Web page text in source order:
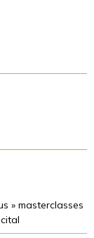
» masterclasses